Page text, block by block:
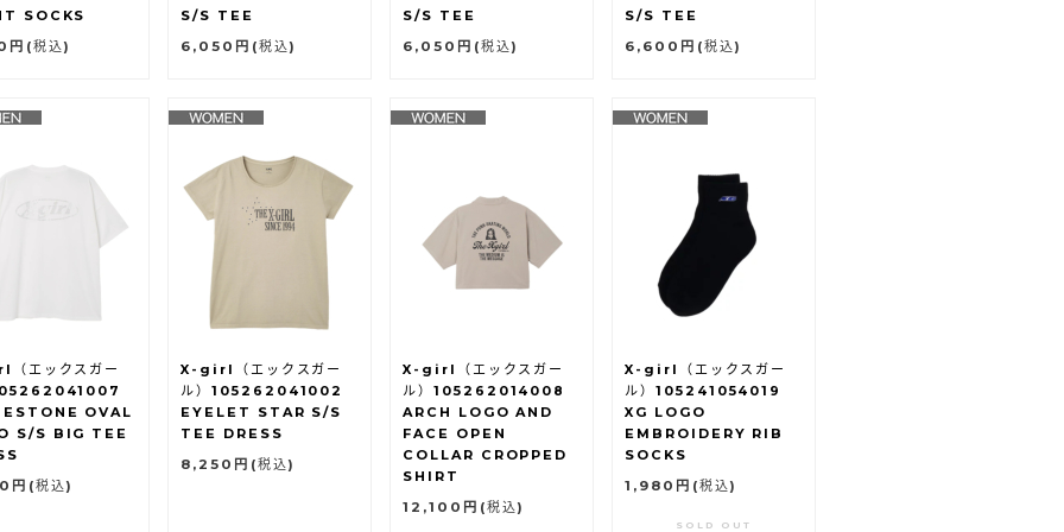
SOCKS
円 (税込)
S/S TEE
6,050円 (税込)
S/S TEE
6,050円 (税込)
S/S TEE
6,600円 (税込)
エックスガー
OVAL
S/S BIG TEE
円 (税込)
X-girl（エックスガー
ル）105262041002
EYELET STAR S/S
TEE DRESS
8,250円 (税込)
X-girl（エックスガー
ル）105262014008
ARCH LOGO AND
FACE OPEN
COLLAR CROPPED
SHIRT
12,100円 (税込)
X-girl（エックスガー
ル）105241054019
XG LOGO
EMBROIDERY RIB
SOCKS
1,980円 (税込)
SOLD OUT